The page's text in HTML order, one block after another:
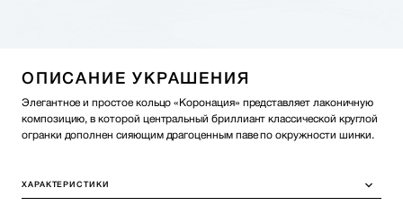
ОПИСАНИЕ УКРАШЕНИЯ
Элегантное и простое кольцо «Коронация» представляет лаконичную
композицию, в которой центральный бриллиант классической круглой
огранки дополнен сияющим драгоценным паве по окружности шинки.
ХАРАКТЕРИСТИКИ